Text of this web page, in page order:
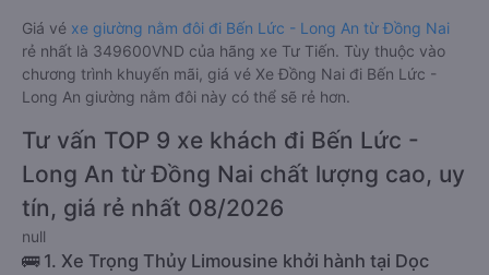
Giá vé xe giường nằm đôi đi Bến Lức - Long An từ Đồng Nai
rẻ nhất là 349600VND của hãng xe Tư Tiến. Tùy thuộc vào
chương trình khuyến mãi, giá vé Xe Đồng Nai đi Bến Lức -
Long An giường nằm đôi này có thể sẽ rẻ hơn.
Tư vấn TOP 9 xe khách đi Bến Lức -
Long An từ Đồng Nai chất lượng cao, uy
tín, giá rẻ nhất 08/2026
null
🚌 1. Xe Trọng Thủy Limousine khởi hành tại Dọc